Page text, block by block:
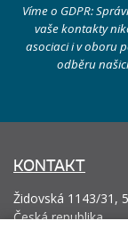
Víme o GDPR:
vaše kontakty
asociaci i v oboru
odběru
KONTAKT
Židovská 1143/31,
Česká republika